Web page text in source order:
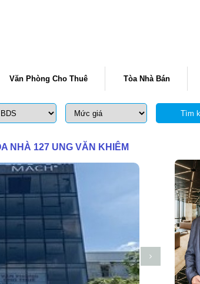
Tìm
NHÀ 127 UNG VĂN KHIÊM
Văn Phòng Cho Thuê Tòa Nhà Bán